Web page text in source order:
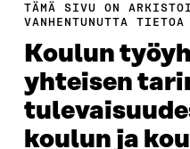
TÄMÄ SIVU ON
VANHENTUNUTTA TIETOA
Koulun
yhteisen
koulun ja